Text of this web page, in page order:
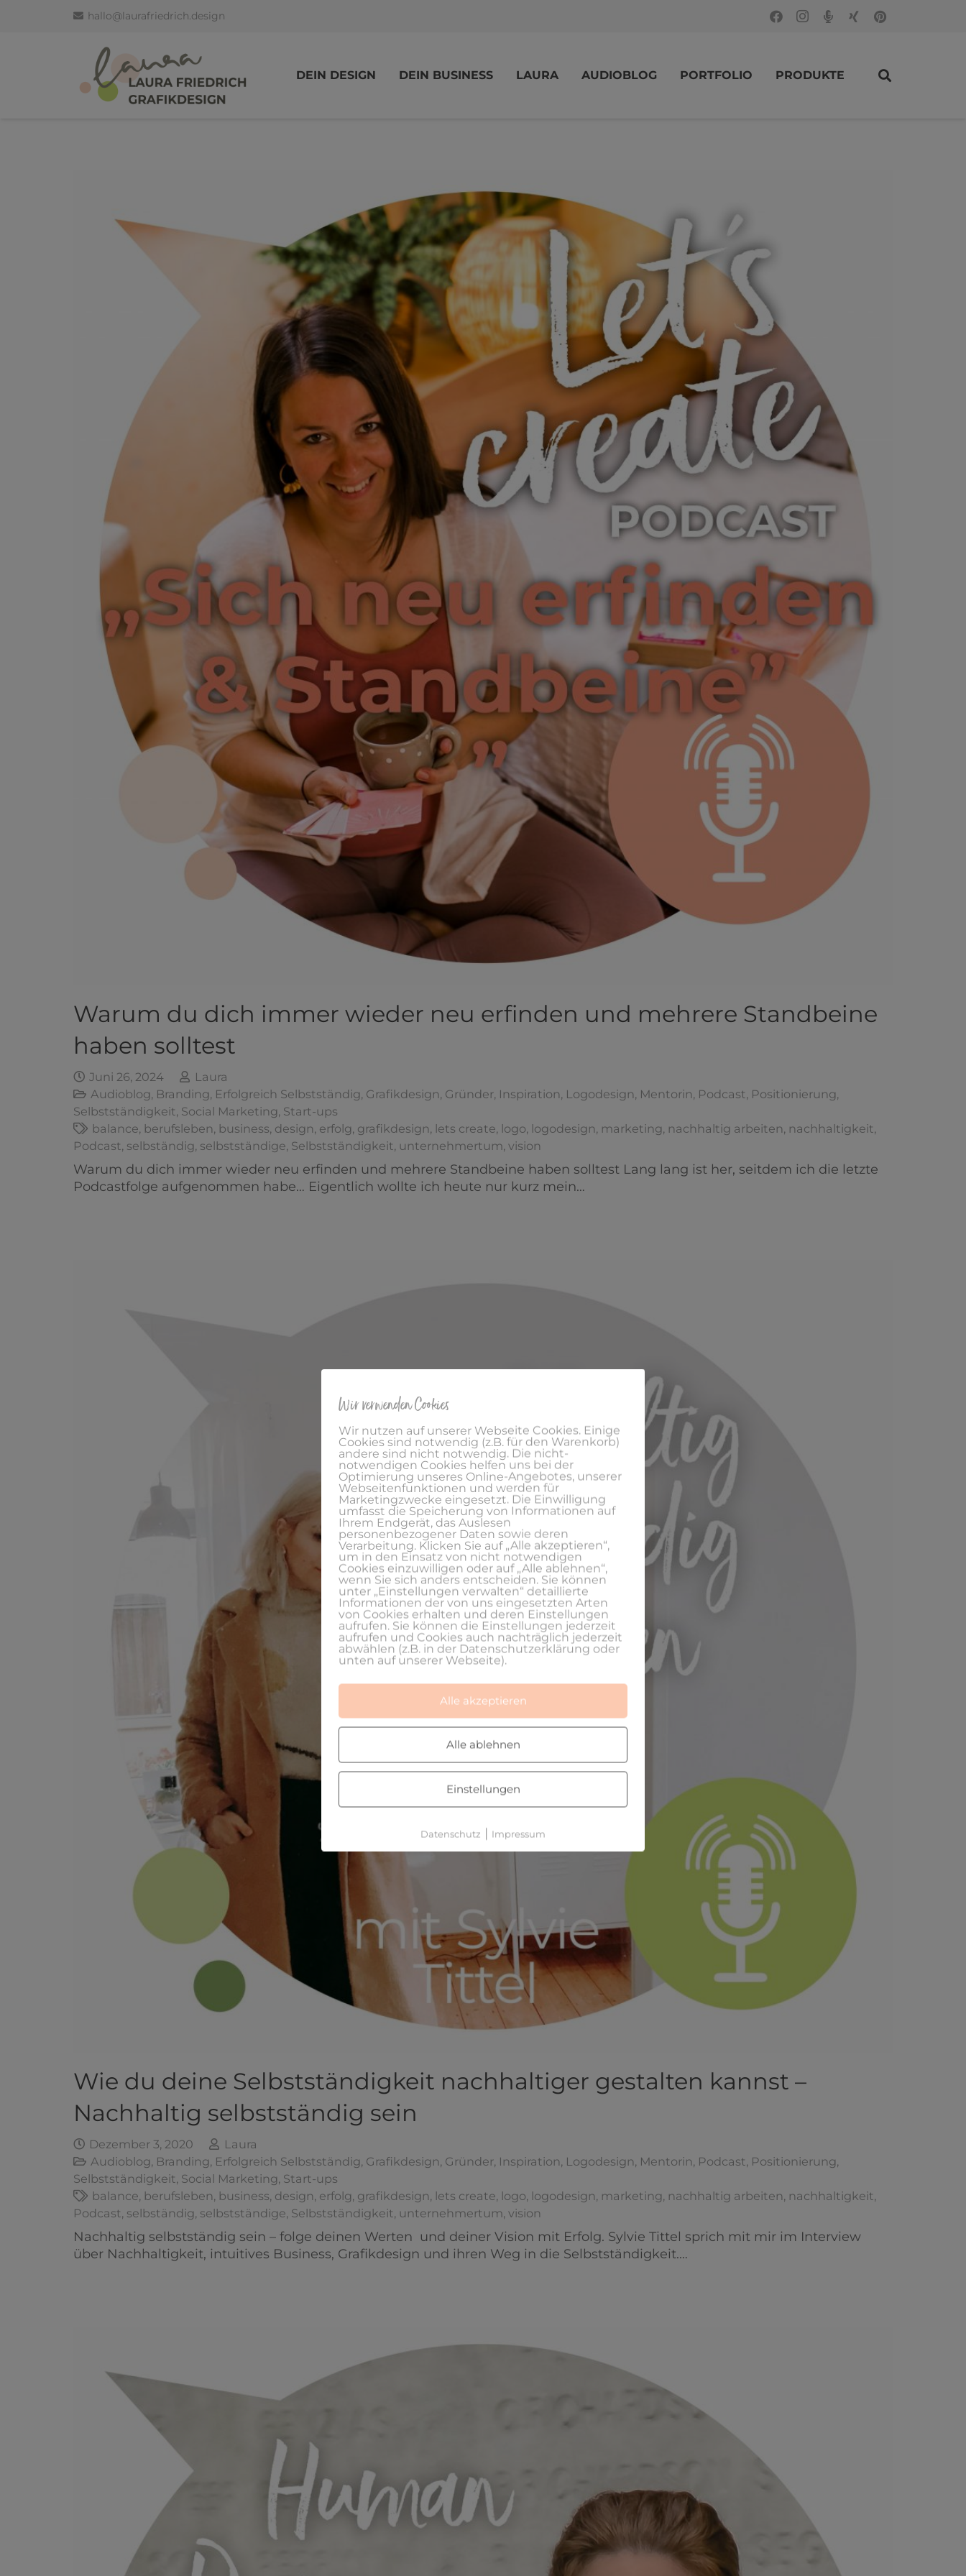
hallo@laurafriedrich.design
DEIN DESIGN DEIN BUSINESS LAURA AUDIOBLOG PORTFOLIO PRODUKTE
Warum du dich immer wieder neu erfinden und mehrere Standbeine
haben solltest
Juni 26, 2024
Laura
Audioblog, Branding, Erfolgreich Selbstständig, Grafikdesign, Gründer, Inspiration, Logodesign, Mentorin, Podcast, Positionierung,
Selbstständigkeit, Social Marketing, Start-ups
balance, berufsleben, business, design, erfolg, grafikdesign, lets create, logo, logodesign, marketing, nachhaltig arbeiten, nachhaltigkeit,
Podcast, selbständig, selbstständige, Selbstständigkeit, unternehmertum, vision
Warum du dich immer wieder neu erfinden und mehrere Standbeine haben solltest Lang lang ist her, seitdem ich die letzte
Podcastfolge aufgenommen habe… Eigentlich wollte ich heute nur kurz mein…
Wie du deine Selbstständigkeit nachhaltiger gestalten kannst –
Nachhaltig selbstständig sein
Dezember 3, 2020
Laura
Audioblog, Branding, Erfolgreich Selbstständig, Grafikdesign, Gründer, Inspiration, Logodesign, Mentorin, Podcast, Positionierung,
Selbstständigkeit, Social Marketing, Start-ups
balance, berufsleben, business, design, erfolg, grafikdesign, lets create, logo, logodesign, marketing, nachhaltig arbeiten, nachhaltigkeit,
Podcast, selbständig, selbstständige, Selbstständigkeit, unternehmertum, vision
Nachhaltig selbstständig sein – folge deinen Werten und deiner Vision mit Erfolg. Sylvie Tittel sprich mit mir im Interview
über Nachhaltigkeit, intuitives Business, Grafikdesign und ihren Weg in die Selbstständigkeit.…
Wir verwenden Cookies
Wir nutzen auf unserer Webseite Cookies. Einige
Cookies sind notwendig (z.B. für den Warenkorb)
andere sind nicht notwendig. Die nicht-
notwendigen Cookies helfen uns bei der
Optimierung unseres Online-Angebotes, unserer
Webseitenfunktionen und werden für
Marketingzwecke eingesetzt. Die Einwilligung
umfasst die Speicherung von Informationen auf
Ihrem Endgerät, das Auslesen
personenbezogener Daten sowie deren
Verarbeitung. Klicken Sie auf „Alle akzeptieren“,
um in den Einsatz von nicht notwendigen
Cookies einzuwilligen oder auf „Alle ablehnen“,
wenn Sie sich anders entscheiden. Sie können
unter „Einstellungen verwalten“ detaillierte
Informationen der von uns eingesetzten Arten
von Cookies erhalten und deren Einstellungen
aufrufen. Sie können die Einstellungen jederzeit
aufrufen und Cookies auch nachträglich jederzeit
abwählen (z.B. in der Datenschutzerklärung oder
unten auf unserer Webseite).
Alle akzeptieren
Alle ablehnen
Einstellungen
Datenschutz | Impressum